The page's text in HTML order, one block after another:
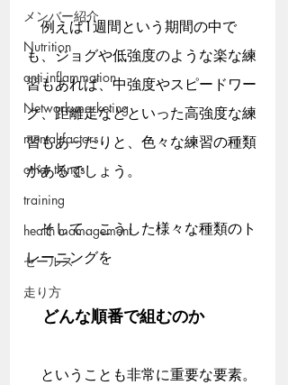
メンバー紹介
Nutrition
anti-inflammation
Network marketing
mental factors
other things
training
health mamagement
セールス
走り方
例えば1週間という期間の中で
も、ジョグや低強度のような楽な練
習もあれば、中強度やスピードワー
ク、距離走などといった高強度な練
習もあったりと、色々な練習の種類
があるでしょう。
そして、こうした様々な種類のト
レーニングを
どんな順番で組むのか
ということも非常に重要な要素。